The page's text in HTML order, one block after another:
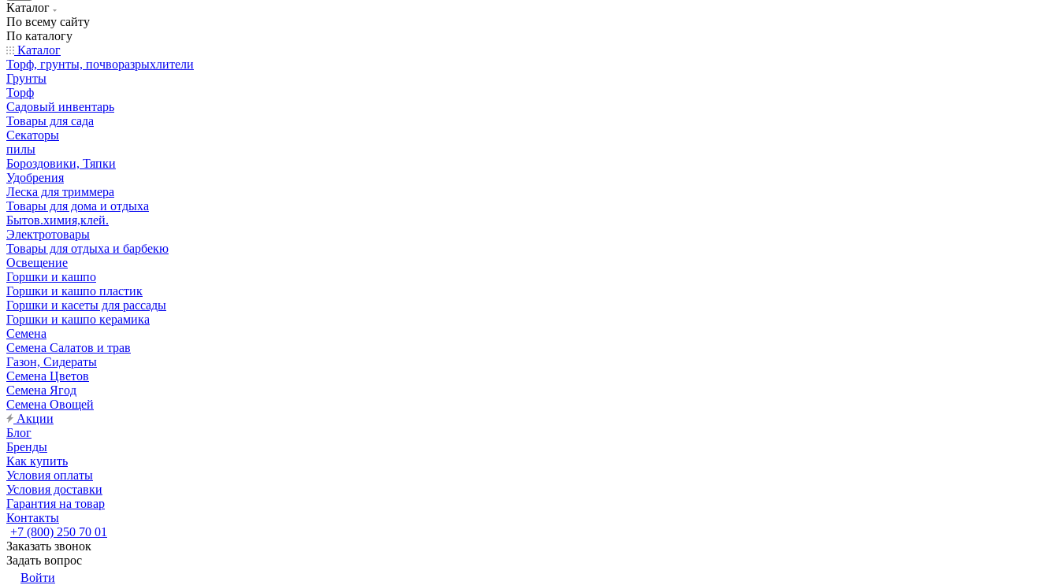
Каталог
По всему сайту
По каталогу
Каталог
Торф, грунты, почворазрыхлители
Грунты
Торф
Садовый инвентарь
Товары для сада
Секаторы
пилы
Бороздовики, Тяпки
Удобрения
Леска для триммера
Товары для дома и отдыха
Бытов.химия,клей.
Электротовары
Товары для отдыха и барбекю
Освещение
Горшки и кашпо
Горшки и кашпо пластик
Горшки и касеты для рассады
Горшки и кашпо керамика
Семена
Семена Салатов и трав
Газон, Сидераты
Семена Цветов
Семена Ягод
Семена Овощей
Акции
Блог
Бренды
Как купить
Условия оплаты
Условия доставки
Гарантия на товар
Контакты
+7 (800) 250 70 01
Заказать звонок
Задать вопрос
Войти